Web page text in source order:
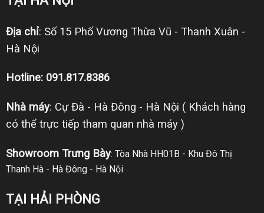
Địa chỉ: Số 15 Phố Vương Thừa Vũ - Thanh Xuân -
Hà Nội
Hotline: 091.817.8386
Nhà máy: Cự Đà - Hà Đông - Hà Nội ( Khách hàng
có thể trực tiếp tham quan nhà máy )
Showroom Trưng Bày: Tòa Nhà HH01B - Khu Đô Thị
Thanh Hà - Hà Đông - Hà Nội
TẠI HẢI PHÒNG